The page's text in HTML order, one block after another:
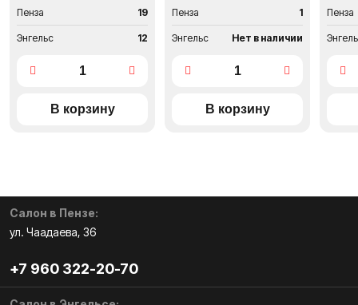
Пенза 19
Энгельс 12
Пенза 1
Энгельс Нет в наличии
Пенза
Салон в Пензе:
ул. Чаадаева, 36
+7 960 322-20-70